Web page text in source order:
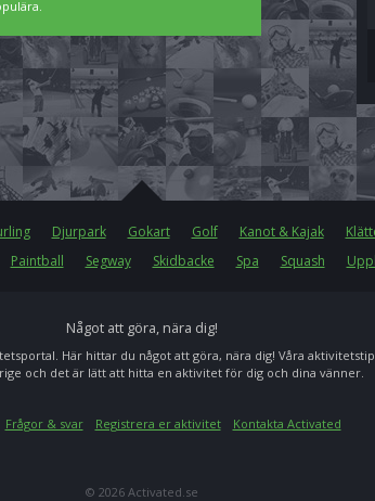
Djurpark Gokart Golf Kanot & Kajak
Paintball Segway Skidbacke Spa Squash
Något att göra, nära dig!
Här hittar du något att göra, nära dig! Våra
och det är lätt att hitta en aktivitet för dig och dina vänner.
Frågor & svar Registrera er aktivitet Kontakta Activated
© 2026 Activated.se